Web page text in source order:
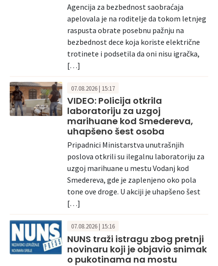
Agencija za bezbednost saobraćaja
apelovala je na roditelje da tokom letnjeg
raspusta obrate posebnu pažnju na
bezbednost dece koja koriste električne
trotinete i podsetila da oni nisu igračka,
[…]
07.08.2026 | 15:17
VIDEO: Policija otkrila
laboratoriju za uzgoj
marihuane kod Smedereva,
uhapšeno šest osoba
Pripadnici Ministarstva unutrašnjih
poslova otkrili su ilegalnu laboratoriju za
uzgoj marihuane u mestu Vodanj kod
Smedereva, gde je zaplenjeno oko pola
tone ove droge. U akciji je uhapšeno šest
[…]
07.08.2026 | 15:16
NUNS traži istragu zbog pretnji
novinaru koji je objavio snimak
o pukotinama na mostu